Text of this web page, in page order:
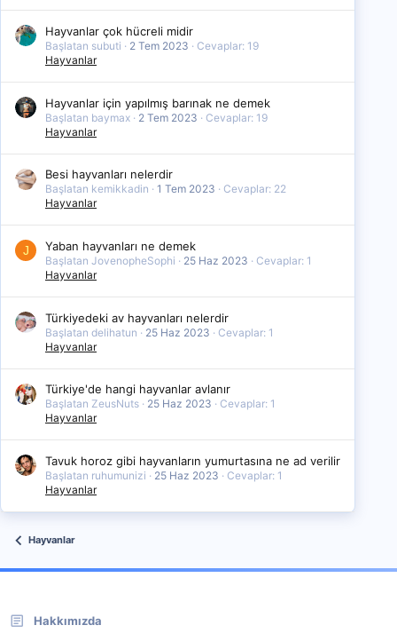
Hayvanlar çok hücreli midir
Başlatan subuti 2 Tem 2023
Cevaplar: 19
Hayvanlar
Hayvanlar için yapılmış barınak ne demek
Başlatan baymax 2 Tem 2023
Cevaplar: 19
Hayvanlar
Besi hayvanları nelerdir
Başlatan kemikkadin 1 Tem 2023
Cevaplar: 22
Hayvanlar
J Yaban hayvanları ne demek
Başlatan JovenopheSophi 25 Haz 2023
Cevaplar: 1
Hayvanlar
Türkiyedeki av hayvanları nelerdir
Başlatan delihatun 25 Haz 2023
Cevaplar: 1
Hayvanlar
Türkiye'de hangi hayvanlar avlanır
Başlatan ZeusNuts 25 Haz 2023
Cevaplar: 1
Hayvanlar
Tavuk horoz gibi hayvanların yumurtasına ne ad verilir
Başlatan ruhumunizi 25 Haz 2023
Cevaplar: 1
Hayvanlar
Hayvanlar
Hakkımızda